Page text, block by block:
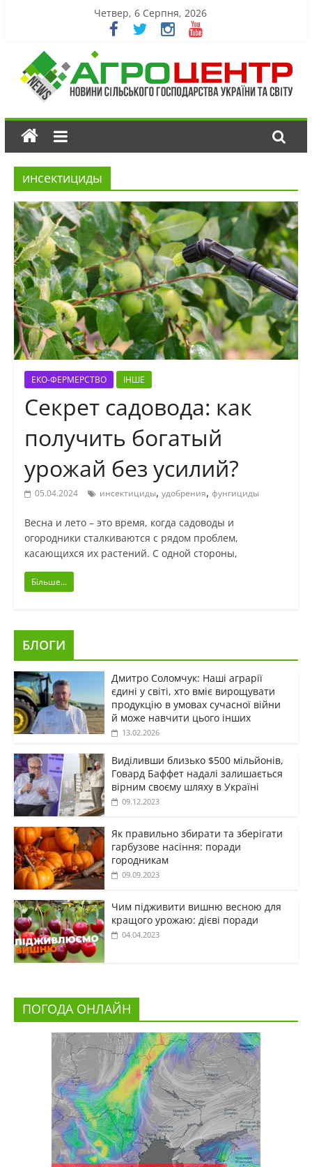
Четвер, 6 Серпня, 2026
инсектициды
ЕКО-ФЕРМЕРСТВО ІНШЕ
Секрет садовода: как
получить богатый
урожай без усилий?
05.04.2024 инсектициды, удобрения, фунгициды
Весна и лето – это время, когда садоводы и
огородники сталкиваются с рядом проблем,
касающихся их растений. С одной стороны,
Більше...
БЛОГИ
Дмитро Соломчук: Наші аграрії
єдині у світі, хто вміє вирощувати
продукцію в умовах сучасної війни
й може навчити цього інших
13.02.2026
Виділивши близько $500 мільйонів,
Говард Баффет надалі залишається
вірним своєму шляху в Україні
09.12.2023
Як правильно збирати та зберігати
гарбузове насіння: поради
городникам
09.09.2023
Чим підживити вишню весною для
кращого урожаю: дієві поради
04.04.2023
ПОГОДА ОНЛАЙН